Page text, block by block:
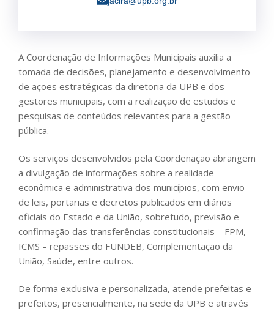
A Coordenação de Informações Municipais auxilia a
tomada de decisões, planejamento e desenvolvimento
de ações estratégicas da diretoria da UPB e dos
gestores municipais, com a realização de estudos e
pesquisas de conteúdos relevantes para a gestão
pública.
Os serviços desenvolvidos pela Coordenação abrangem
a divulgação de informações sobre a realidade
econômica e administrativa dos municípios, com envio
de leis, portarias e decretos publicados em diários
oficiais do Estado e da União, sobretudo, previsão e
confirmação das transferências constitucionais – FPM,
ICMS – repasses do FUNDEB, Complementação da
União, Saúde, entre outros.
De forma exclusiva e personalizada, atende prefeitas e
prefeitos, presencialmente, na sede da UPB e através